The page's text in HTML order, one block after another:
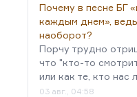
Почему в песне БГ
каждым днем»,
наоборот?
Порчу трудно
что "кто-то
или как те, кто нас
03 авг., 04:58